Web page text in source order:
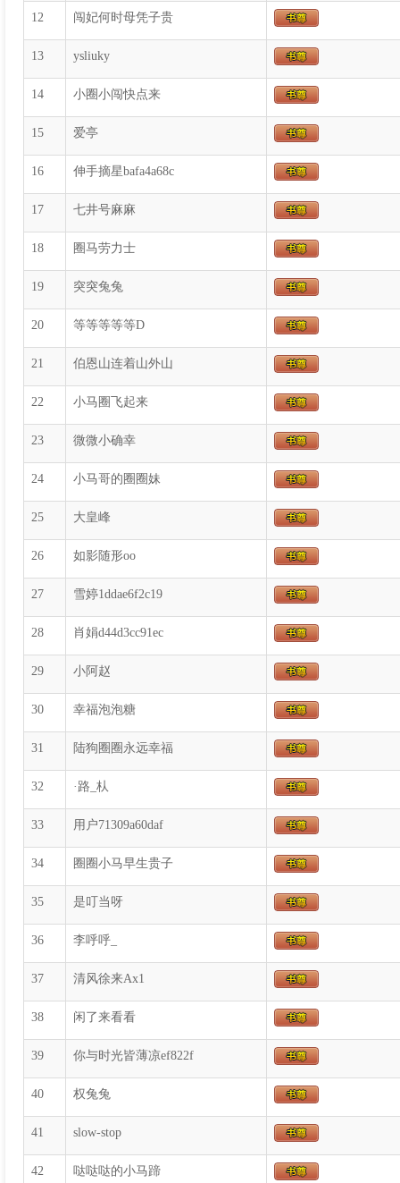
12 闯妃何时母凭子贵
13 ysliuky
14 小圈小闯快点来
15 爱亭
16 伸手摘星bafa4a68c
17 七井号麻麻
18 圈马劳力士
19 突突兔兔
20 等等等等等D
21 伯恩山连着山外山
22 小马圈飞起来
23 微微小确幸
24 小马哥的圈圈妹
25 大皇峰
26 如影随形oo
27 雪婷1ddae6f2c19
28 肖娟d44d3cc91ec
29 小阿赵
30 幸福泡泡糖
31 陆狗圈圈永远幸福
32 ·路_朲
33 用户71309a60daf
34 圈圈小马早生贵子
35 是叮当呀
36 李呼呼_
37 清风徐来Ax1
38 闲了来看看
39 你与时光皆薄凉ef822f
40 权兔兔
41 slow-stop
42 哒哒哒的小马蹄